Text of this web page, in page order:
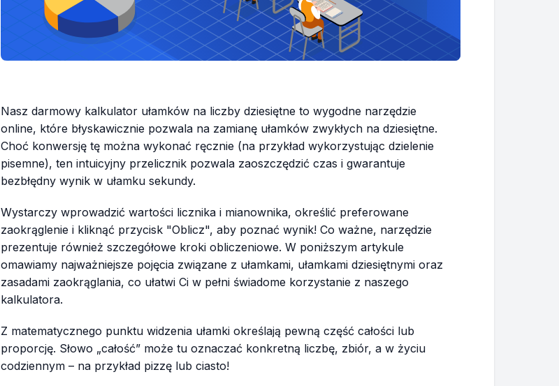
Nasz darmowy kalkulator ułamków na liczby dziesiętne to wygodne narzędzie
online, które błyskawicznie pozwala na zamianę ułamków zwykłych na dziesiętne.
Choć konwersję tę można wykonać ręcznie (na przykład wykorzystując dzielenie
pisemne), ten intuicyjny przelicznik pozwala zaoszczędzić czas i gwarantuje
bezbłędny wynik w ułamku sekundy.
Wystarczy wprowadzić wartości licznika i mianownika, określić preferowane
zaokrąglenie i kliknąć przycisk "Oblicz", aby poznać wynik! Co ważne, narzędzie
prezentuje również szczegółowe kroki obliczeniowe. W poniższym artykule
omawiamy najważniejsze pojęcia związane z ułamkami, ułamkami dziesiętnymi oraz
zasadami zaokrąglania, co ułatwi Ci w pełni świadome korzystanie z naszego
kalkulatora.
Z matematycznego punktu widzenia ułamki określają pewną część całości lub
proporcję. Słowo „całość” może tu oznaczać konkretną liczbę, zbiór, a w życiu
codziennym – na przykład pizzę lub ciasto!